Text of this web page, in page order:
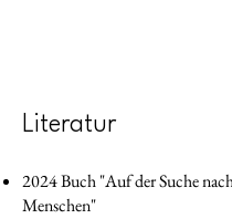
Literatur
2024 Buch "Auf der Suche
Menschen"